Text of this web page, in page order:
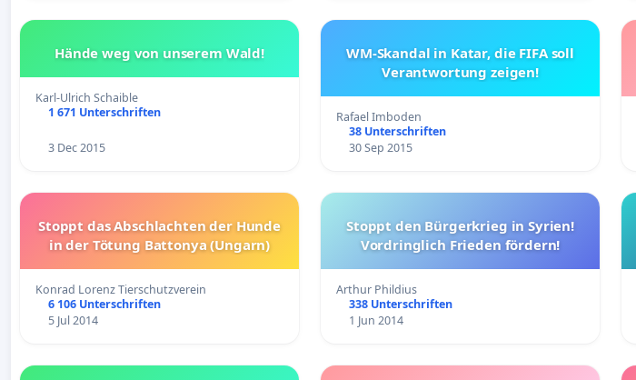
Hände weg von unserem Wald!
Karl-Ulrich Schaible
1 671 Unterschriften
3 Dec 2015
WM-Skandal in Katar, die FIFA soll
Verantwortung zeigen!
Rafael Imboden
38 Unterschriften
30 Sep 2015
Stoppt das Abschlachten der Hunde
in der Tötung Battonya (Ungarn)
Konrad Lorenz Tierschutzverein
6 106 Unterschriften
5 Jul 2014
Stoppt den Bürgerkrieg in Syrien!
Vordringlich Frieden fördern!
Arthur Phildius
338 Unterschriften
1 Jun 2014